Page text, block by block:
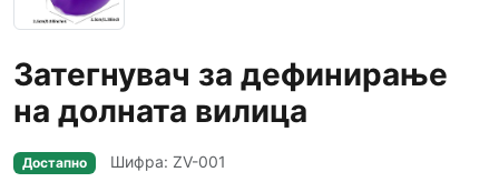
Затегнувач за дефинирање
на долната вилица
Достапно Шифра: ZV-001